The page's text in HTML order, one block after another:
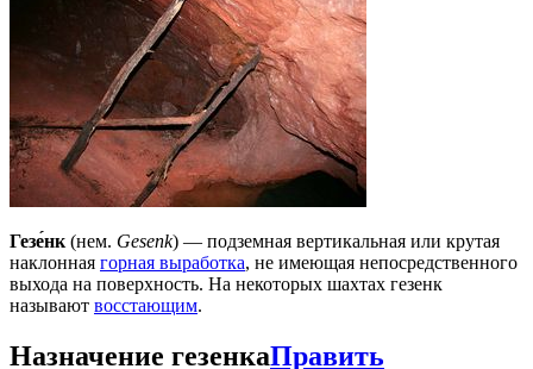
Гезе́нк (нем. Gesenk) — подземная вертикальная или крутая
наклонная горная выработка, не имеющая непосредственного
выхода на поверхность. На некоторых шахтах гезенк
называют восстающим.
Назначение гезенкаПравить